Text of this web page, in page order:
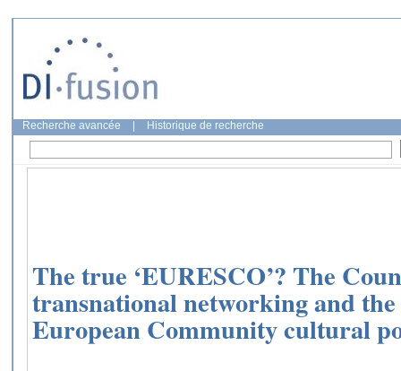
Recherche avancée Historique de recherche
The true ‘EURESCO’? The
transnational networking and the
European Community cultural